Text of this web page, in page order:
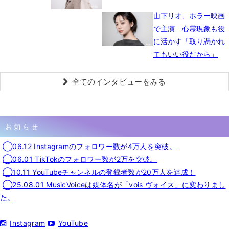
山下リオ、ホラー映画
で主演 心霊現象も役
に活かす「取り憑かれ
てもいい役だから」
全てのインタビューをみる
お知らせ
◯06.12 Instagramのフォロワー数が4万人を突破。
◯06.01 TikTokのフォロワー数が2万を突破。
◯10.11 YouTubeチャンネルの登録者数が20万人を達成！
◯25.08.01 MusicVoiceは媒体名が「vois ヴォイス」に変わりまし
た。
Instagram YouTube